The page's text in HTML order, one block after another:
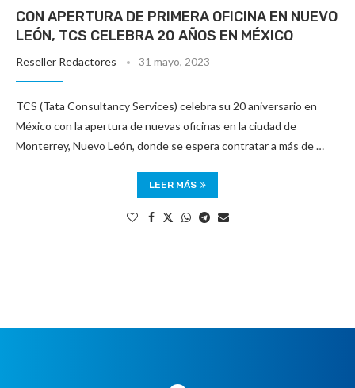
CON APERTURA DE PRIMERA OFICINA EN NUEVO
LEÓN, TCS CELEBRA 20 AÑOS EN MÉXICO
Reseller Redactores 31 mayo, 2023
TCS (Tata Consultancy Services) celebra su 20 aniversario en
México con la apertura de nuevas oficinas en la ciudad de
Monterrey, Nuevo León, donde se espera contratar a más de …
LEER MÁS